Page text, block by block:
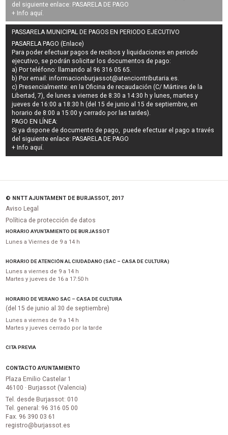
del siguiente enlace: PASARELA DE PAGO
+ Info aquí.
PASSARELA MUNICIPAL DE PAGOS EN PERIODO EJECUTIVO
PASARELA PAGO (Enlace)
Para poder efectuar pagos derecibos y liquidaciones en periodo
ejecutivo, se podrán solicitar los documentos de pago:
a) Por teléfono: llamando al 96 316 05 65.
b) Por email:informacionburjassot@atenciontributaria.es.
c) Presencialmente: en la Oficina de recaudación (C/ Mártires de la
Libertad, 7), de lunes a viernes de 8:30 a 14:30 h y lunes, martes y
jueves de 16:00 a 18:30 h (del 15 de junio al 15 de septiembre, en
horario de 8:00 a 15:00 y cerrado por las tardes).
PAGO EN LÍNEA:
Si ya dispone de documento de pago, puede efectuar el pago a través
del siguiente enlace: PASARELA DE PAGO
+ Info aquí.
© NNTT AJUNTAMENT DE BURJASSOT, 2017
Aviso Legal
Política de protección de datos
HORARIO AYUNTAMIENTO DE BURJASSOT
Lunes a Viernes de 9 a 14 h
HORARIO DE ATENCIÓN AL CIUDADANO (SAC – CASA DE CULTURA)
Lunes a viernes de 9 a 14 h
Martes y jueves de 16 a 17:50 h
HORARIO DE VERANO SAC – CASA DE CULTURA
(del 15 de junio al 30 de septiembre)
Lunes a viernes de 9 a 14 h
Martes y jueves cerrado por la tarde
CITA PREVIA
CONTACTO AYUNTAMIENTO
Plaza Emilio Castelar 1
46100 · Burjassot (Valencia)
Tel. desde Burjassot: 010
Tel. general: 96 316 05 00
Fax. 96 390 03 61
registro@burjassot.es